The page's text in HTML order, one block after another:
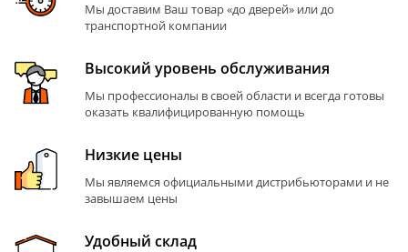
Мы доставим Ваш товар «до дверей» или до
транспортной компании
Высокий уровень обслуживания
Мы профессионалы в своей области и всегда готовы
оказать квалифицированную помощь
Низкие цены
Мы являемся официальными дистрибьюторами и не
завышаем цены
Удобный склад